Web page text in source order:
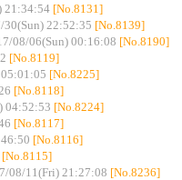
21:34:54 [No.8131]
30(Sun) 22:52:35 [No.8139]
08/06(Sun) 00:16:08 [No.8190]
[No.8119]
[No.8225]
[No.8118]
04:52:53 [No.8224]
[No.8117]
[No.8116]
[No.8115]
08/11(Fri) 21:27:08 [No.8236]